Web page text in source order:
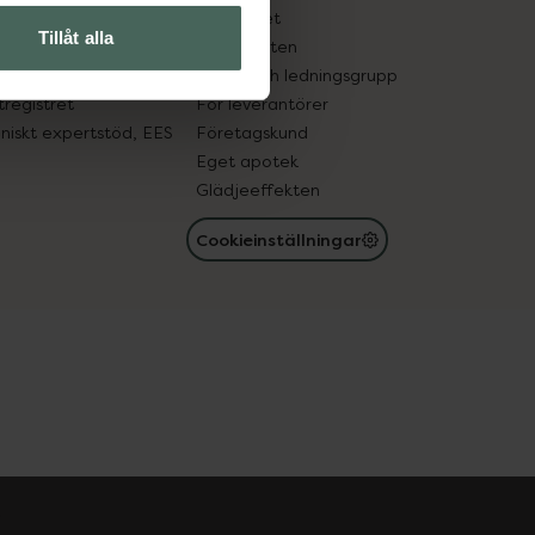
Tillåt alla
in gammal medicin
läkemedel
expertstöd, EES
Hållbarhet
Samarbeten
Ägare och ledningsgrupp
För leverantörer
Företagskund
Eget apotek
Glädjeeffekten
Cookieinställningar